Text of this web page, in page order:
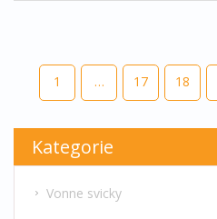
1 … 17 18
Kategorie
Vonne svicky